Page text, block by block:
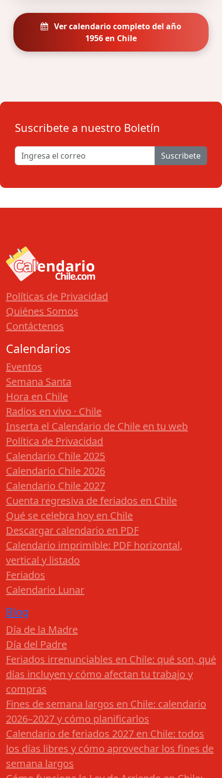
Ver calendario completo del año
1956 en Chile
Suscribete a nuestro Boletín
Suscribete
Políticas de Privacidad
Quiénes Somos
Contáctenos
Calendarios
Eventos
Semana Santa
Hora en Chile
Radios en vivo · Chile
Inserta el Calendario de Chile en tu web
Política de Privacidad
Calendario Chile 2025
Calendario Chile 2026
Calendario Chile 2027
Cuenta regresiva de feriados en Chile
Qué se celebra hoy en Chile
Descargar calendario en PDF
Calendario imprimible: PDF horizontal,
vertical y listado
Feriados
Calendario Lunar
Blog
Día de la Madre
Día del Padre
Feriados irrenunciables en Chile: qué son, qué
días incluyen y cómo afectan tu trabajo y
compras
Fines de semana largos en Chile: calendario
2026–2027 y cómo planificarlos
Calendario de feriados 2027 en Chile: todos
los días libres y cómo aprovechar los fines de
semana largos